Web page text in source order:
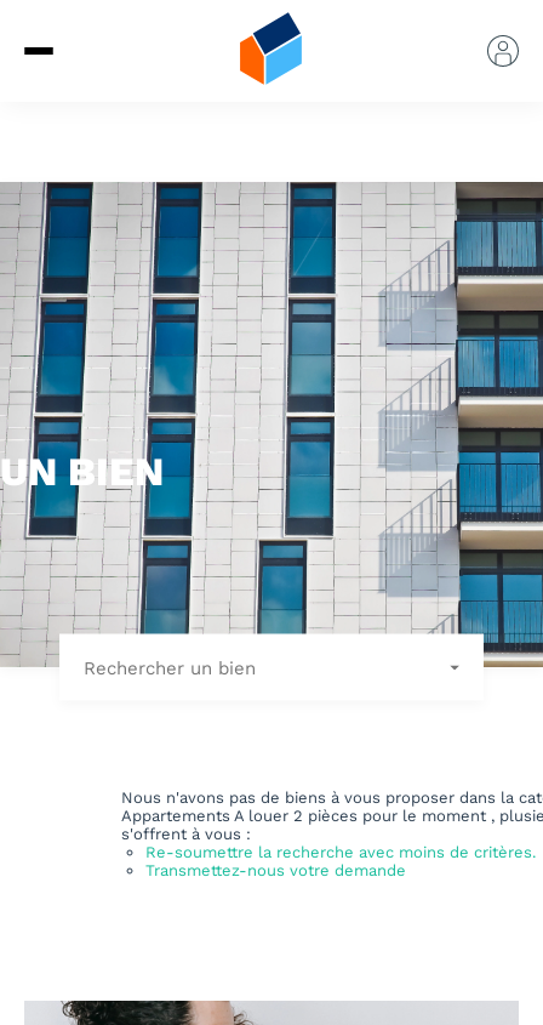
UN BIEN
Rechercher un bien
Nous n'avons pas de biens à vous proposer dans la
Appartements A louer 2 pièces pour le moment ,
s'offrent à vous :
Re-soumettre la recherche avec moins de critères.
Transmettez-nous votre demande